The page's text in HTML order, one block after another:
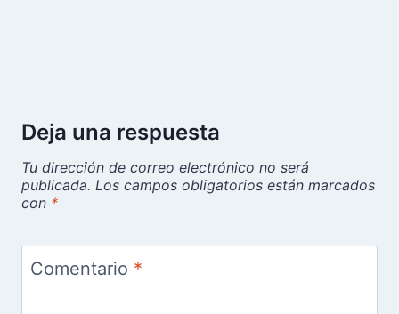
Deja una respuesta
Tu dirección de correo electrónico no será
publicada. Los campos obligatorios están marcados
con *
Comentario *